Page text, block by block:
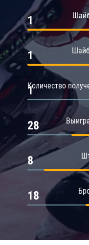
1
1
Количество
1
28
8
18